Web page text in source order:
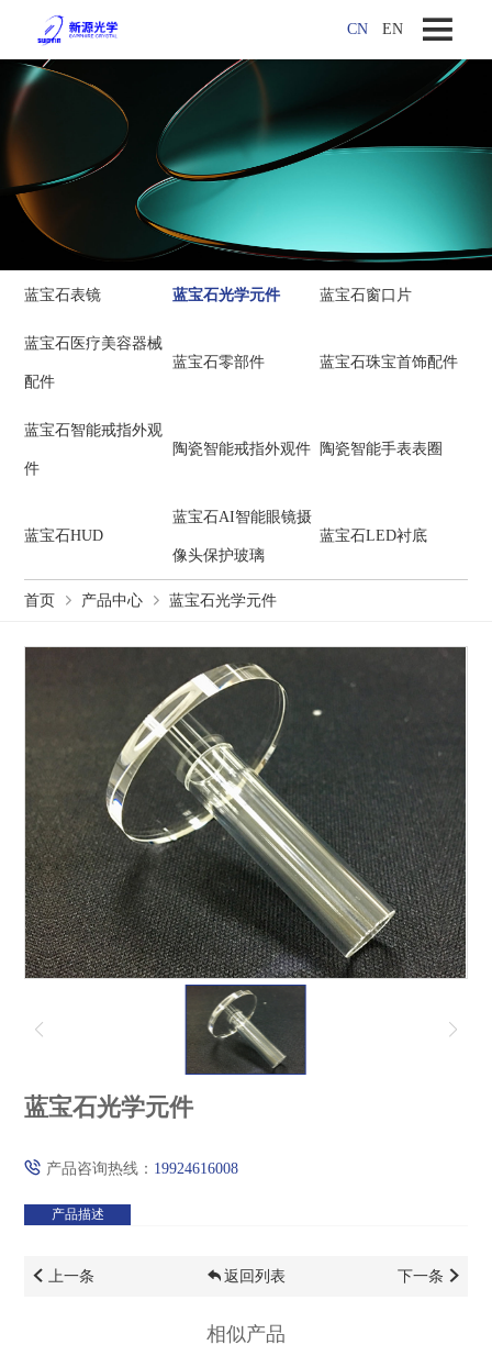
CN EN
蓝宝石表镜 蓝宝石光学元件 蓝宝石窗口片
蓝宝石医疗美容器械
配件
蓝宝石零部件 蓝宝石珠宝首饰配件
蓝宝石智能戒指外观
件
陶瓷智能戒指外观件 陶瓷智能手表表圈
蓝宝石HUD
蓝宝石AI智能眼镜摄
像头保护玻璃
蓝宝石LED衬底
首页 产品中心 蓝宝石光学元件
蓝宝石光学元件
产品咨询热线： 19924616008
产品描述
上一条 返回列表 下一条
相似产品